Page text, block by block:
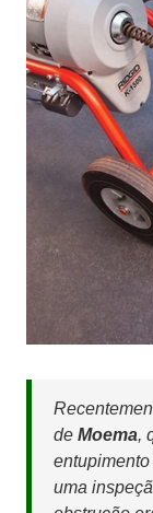
de Moema,
uma